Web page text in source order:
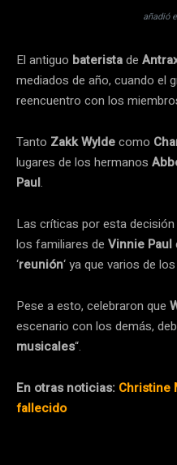
añadió
El antiguo bateristade
mediados de año, cuando el
reencuentro con los
Tanto Zakk Wyldecomo
lugares de los hermanos
Paul.
Las críticas por esta
los familiares de Vinnie Paul
‘reunión‘ ya que varios de
Pese a esto, celebraron que
escenario con los demás,
musicales“.
En otras noticias: Christine
fallecido